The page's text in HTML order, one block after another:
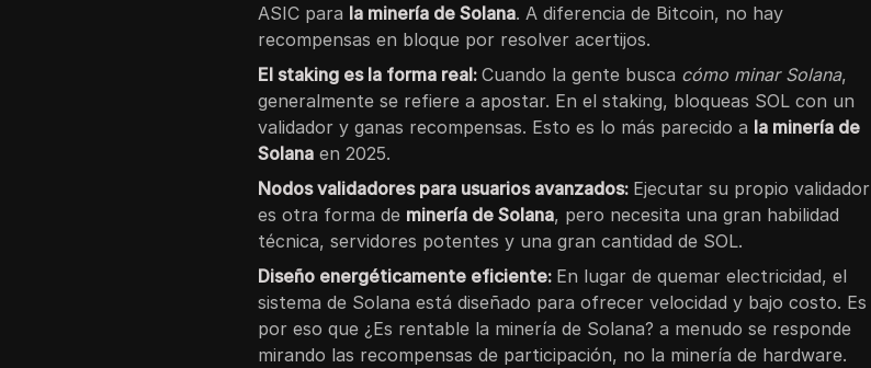
ASIC para la minería de Solana. A diferencia de Bitcoin, no hay
recompensas en bloque por resolver acertijos.
El staking es la forma real:Cuando la gente busca cómo minar Solana,
generalmente se refiere a apostar. En el staking, bloqueas SOL con un
validador y ganas recompensas. Esto es lo más parecido a la minería de
Solana en 2025.
Nodos validadores para usuarios avanzados: Ejecutar su propio validador
es otra forma de minería de Solana, pero necesita una gran habilidad
técnica, servidores potentes y una gran cantidad de SOL.
Diseño energéticamente eficiente: En lugar de quemar electricidad, el
sistema de Solana está diseñado para ofrecer velocidad y bajo costo. Es
por eso que ¿Es rentable la minería de Solana? a menudo se responde
mirando las recompensas de participación, no la minería de hardware.